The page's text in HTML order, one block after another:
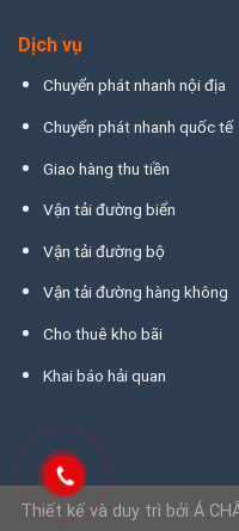
Dịch vụ
Chuyển phát nhanh nội địa
Chuyển phát nhanh quốc tế
Giao hàng thu tiền
Vận tải đường biển
Vận tải đường bộ
Vận tải đường hàng không
Cho thuê kho bãi
Khai báo hải quan
Thiết kế và duy trì bởi Á